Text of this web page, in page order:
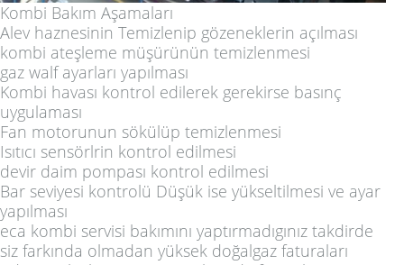
Kombi Bakım Aşamaları
Alev haznesinin Temizlenip gözeneklerin açılması
kombi ateşleme müşürünün temizlenmesi
gaz walf ayarları yapılması
Kombi havası kontrol edilerek gerekirse basınç
uygulaması
Fan motorunun sökülüp temizlenmesi
Isıtıcı sensörlrin kontrol edilmesi
devir daim pompası kontrol edilmesi
Bar seviyesi kontrolü Düşük ise yükseltilmesi ve ayar
yapılması
eca kombi servisi bakımını yaptırmadıgınız takdirde
siz farkında olmadan yüksek doğalgaz faturaları